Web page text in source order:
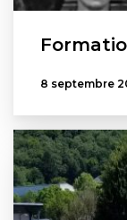
8 septembre